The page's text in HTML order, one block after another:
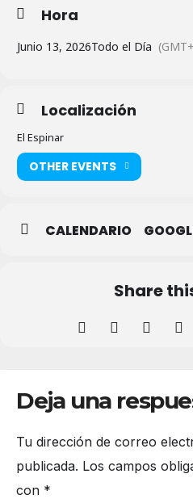
Hora
Junio 13, 2026Todo el Día
Localización
El Espinar
OTHER EVENTS
CALENDARIO
Share
Deja una
Tu dirección de correo
publicada. Los campos
con *